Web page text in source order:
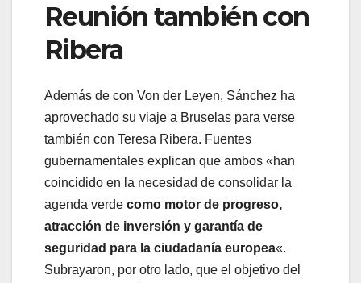
Reunión también con
Ribera
Además de con Von der Leyen, Sánchez ha
aprovechado su viaje a Bruselas para verse
también con Teresa Ribera. Fuentes
gubernamentales explican que ambos «han
coincidido en la necesidad de consolidar la
agenda verde como motor de progreso,
atracción de inversión y garantía de
seguridad para la ciudadanía europea«.
Subrayaron, por otro lado, que el objetivo del